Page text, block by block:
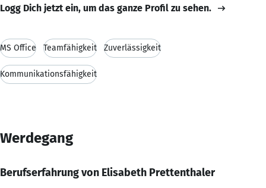
Logg Dich jetzt ein, um das ganze Profil zu sehen.
MS Office Teamfähigkeit Zuverlässigkeit
Kommunikationsfähigkeit
Werdegang
Berufserfahrung von Elisabeth Prettenthaler